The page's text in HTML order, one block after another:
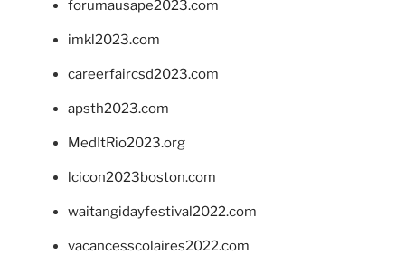
forumausape2023.com
imkl2023.com
careerfaircsd2023.com
apsth2023.com
MedItRio2023.org
lcicon2023boston.com
waitangidayfestival2022.com
vacancesscolaires2022.com